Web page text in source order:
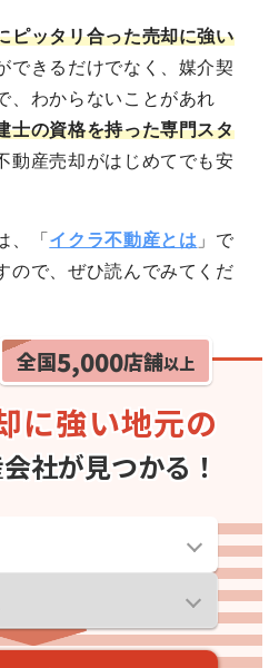
ピッタリ合った売却に強い
できるだけでなく、媒介契
、わからないことがあれ
士の資格を持った専門スタ
動産売却がはじめてでも安
、「 イクラ不動産とは 」で
ので、ぜひ読んでみてくだ